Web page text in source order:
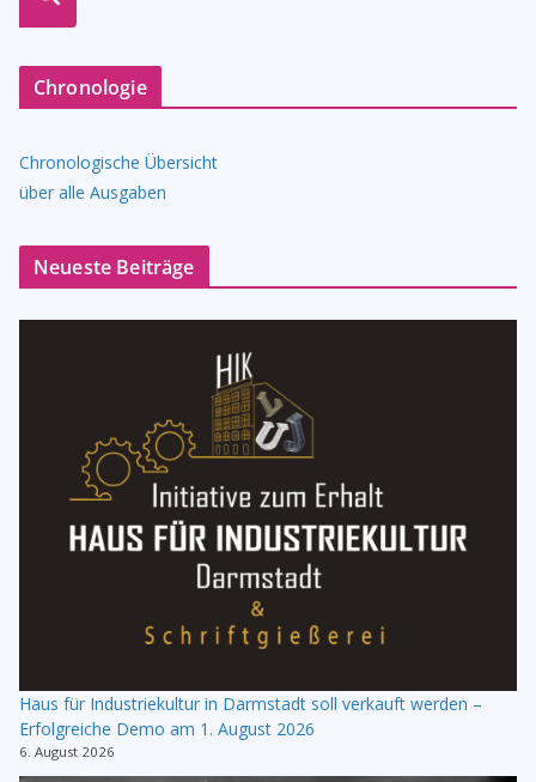
Chronologie
Chronologische Übersicht
über alle Ausgaben
Neueste Beiträge
Haus für Industriekultur in Darmstadt soll verkauft werden –
Erfolgreiche Demo am 1. August 2026
6. August 2026